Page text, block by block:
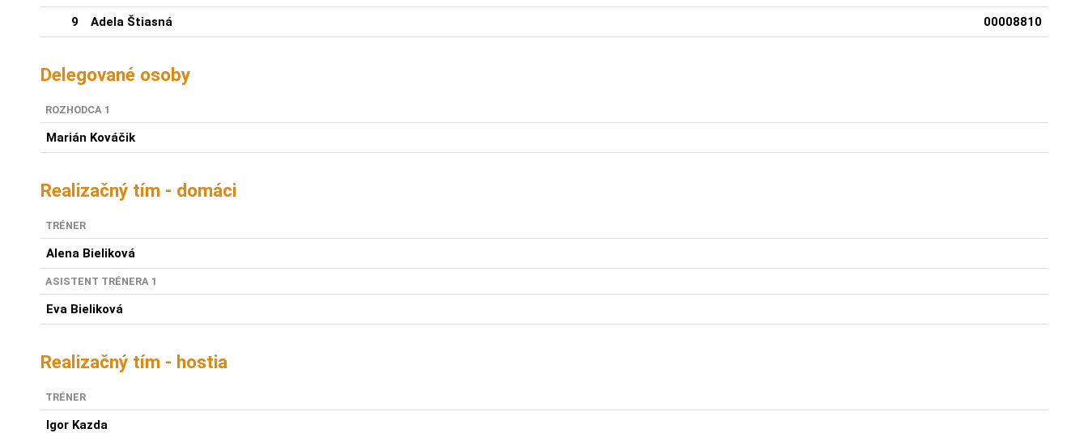
9 Adela Štiasná 00008810
Delegované osoby
ROZHODCA 1
Marián Kováčik
Realizačný tím - domáci
TRÉNER
Alena Bieliková
ASISTENT TRÉNERA 1
Eva Bieliková
Realizačný tím - hostia
TRÉNER
Igor Kazda